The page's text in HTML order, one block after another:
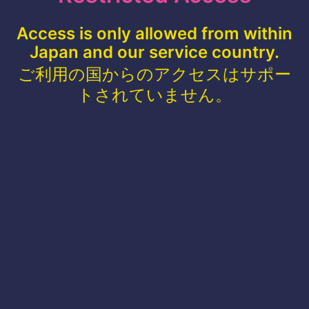
Access is only allowed from within
Japan and our service country.
ご利用の国からのアクセスはサポー
トされていません。